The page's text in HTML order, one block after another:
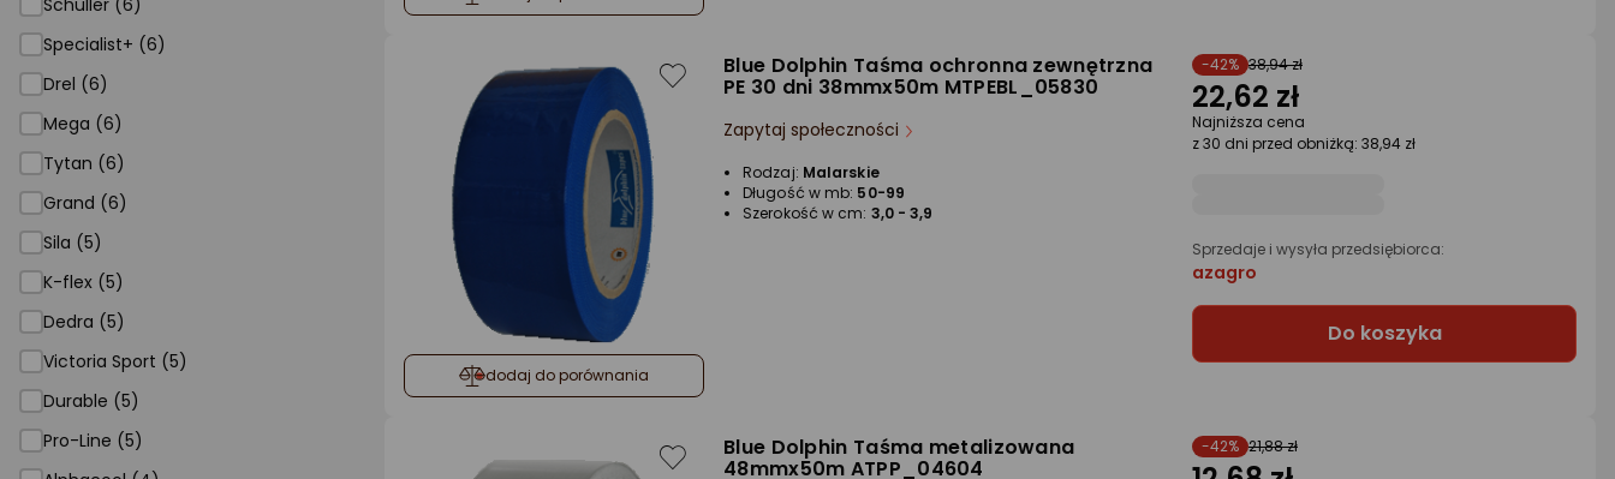
Schuller (6)
Specialist+ (6)
Drel (6)
Mega (6)
Tytan (6)
Grand (6)
Sila (5)
K-flex (5)
Dedra (5)
Victoria Sport (5)
Durable (5)
Pro-Line (5)
dodaj do porównania
Blue Dolphin Taśma ochronna zewnętrzna
PE 30 dni 38mmx50m MTPEBL_05830
Zapytaj społeczności
Rodzaj: Malarskie
Długość w mb: 50-99
Szerokość w cm: 3,0 - 3,9
-42% 38,94 zł
22,62 zł
Najniższa cena
z 30 dni przed obniżką: 38,94 zł
Sprzedaje i wysyła przedsiębiorca:
azagro
Do koszyka
Blue Dolphin Taśma metalizowana
48mmx50m ATPP_04604
-42% 21,88 zł